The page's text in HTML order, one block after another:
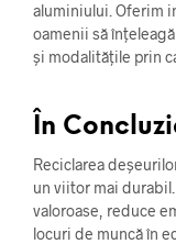
aluminiului. Oferim
oamenii să
și modalitățile prin
În
Reciclarea
un viitor mai
valoroase, reduce
locuri de muncă în